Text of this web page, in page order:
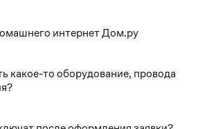
интернет Дом.ру
какое-то оборудование, провода